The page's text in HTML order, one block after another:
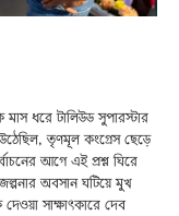
ধরে টালিউড সুপারস্টার
তৃণমূল কংগ্রেস ছেড়ে
আগে এই প্রশ্ন ঘিরে
অবসান ঘটিয়ে মুখ
সাক্ষাৎকারে দেব